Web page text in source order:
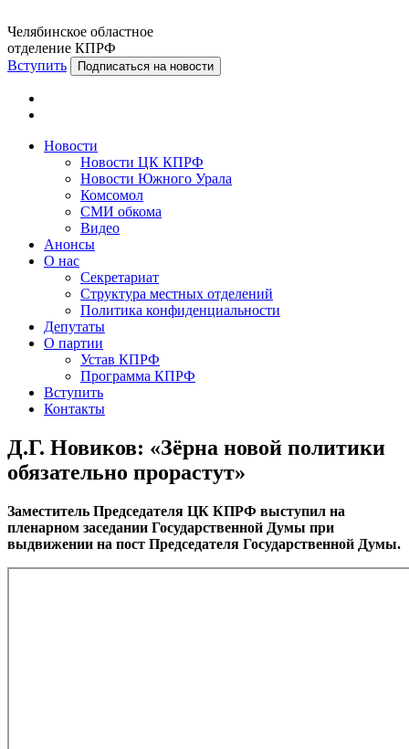
Челябинское областное
отделение КПРФ
Вступить
Подписаться на новости
Новости
Новости ЦК КПРФ
Новости Южного Урала
Комсомол
СМИ обкома
Видео
Анонсы
О нас
Секретариат
Структура местных отделений
Политика конфиденциальности
Депутаты
О партии
Устав КПРФ
Программа КПРФ
Вступить
Контакты
Д.Г. Новиков: «Зёрна новой политики
обязательно прорастут»
Заместитель Председателя ЦК КПРФ выступил на
пленарном заседании Государственной Думы при
выдвижении на пост Председателя Государственной Думы.